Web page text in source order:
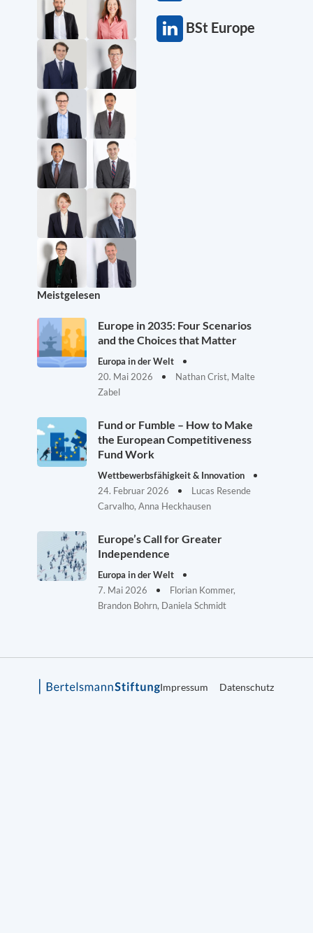
BSt Europe
Meistgelesen
Europe in 2035: Four Scenarios
and the Choices that Matter
Europa in der Welt
20. Mai 2026
Nathan Crist, Malte
Zabel
Fund or Fumble – How to Make
the European Competitiveness
Fund Work
Wettbewerbsfähigkeit & Innovation
24. Februar 2026
Lucas Resende
Carvalho, Anna Heckhausen
Europe’s Call for Greater
Independence
Europa in der Welt
7. Mai 2026
Florian Kommer,
Brandon Bohrn, Daniela Schmidt
Impressum Datenschutz